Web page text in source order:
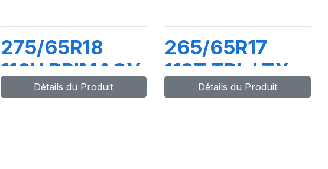
275/65R18
116H PRIMACY
SUV+Détails du Produit
265/65R17
112T TRL LTX
Détails du Produit